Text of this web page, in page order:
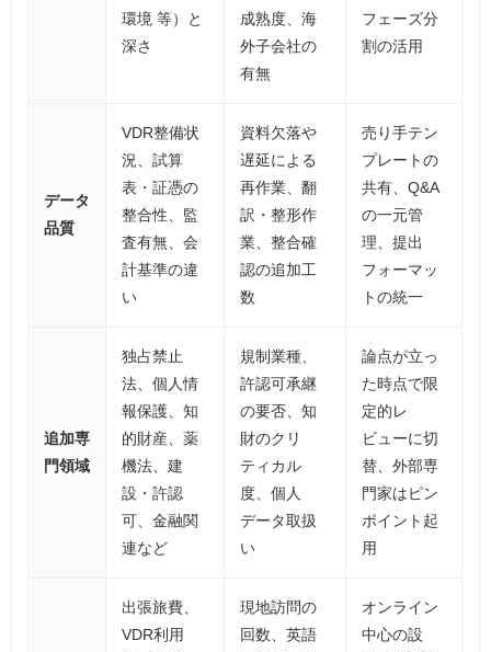
環境 等）と
深さ
成熟度、海
外子会社の
有無
フェーズ分
割の活用
データ
品質
VDR整備状
況、試算
表・証憑の
整合性、監
査有無、会
計基準の違
い
資料欠落や
遅延による
再作業、翻
訳・整形作
業、整合確
認の追加工
数
売り手テン
プレートの
共有、Q&A
の一元管
理、提出
フォーマッ
トの統一
追加専
門領域
独占禁止
法、個人情
報保護、知
的財産、薬
機法、建
設・許認
可、金融関
連など
規制業種、
許認可承継
の要否、知
財のクリ
ティカル
度、個人
データ取扱
い
論点が立っ
た時点で限
定的レ
ビューに切
替、外部専
門家はピン
ポイント起
用
出張旅費、
VDR利用
現地訪問の
回数、英語
オンライン
中心の設